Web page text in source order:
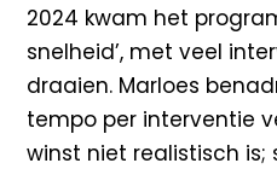
2024 kwam het
snelheid’, met veel
draaien. Marloes
tempo per interventie
winst niet realistisch is;